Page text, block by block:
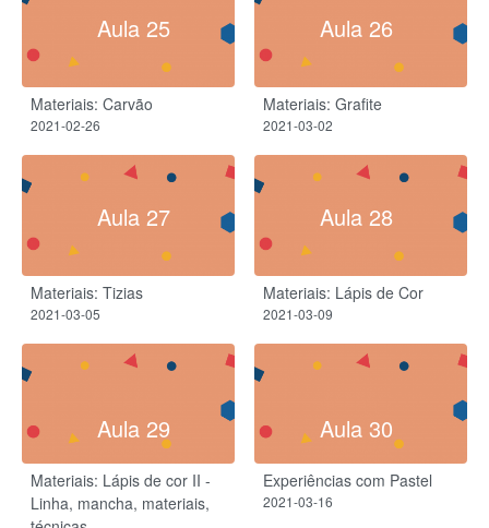
Aula 25
Materiais: Carvão
2021-02-26
Aula 26
Materiais: Grafite
2021-03-02
Aula 27
Materiais: Tizias
2021-03-05
Aula 28
Materiais: Lápis de Cor
2021-03-09
Aula 29
Materiais: Lápis de cor II -
Linha, mancha, materiais,
Aula 30
Experiências com Pastel
2021-03-16